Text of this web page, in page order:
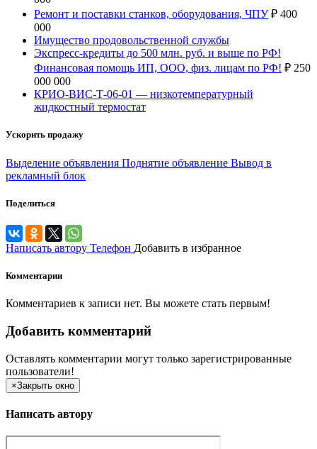
Ремонт и поставки станков, оборудования, ЧПУ ₽ 400
000
Имущество продовольственной службы
Экспресс-кредиты до 500 млн. руб. и выше по РФ!
Финансовая помощь ИП, ООО, физ. лицам по РФ! ₽ 250
000 000
КРИО-ВИС-Т-06-01 — низкотемпературный
жидкостный термостат
Ускорить продажу
Выделение объявления Поднятие объявление Вывод в
рекламный блок
Поделиться
Написать автору Телефон Добавить в избранное
Комментарии
Комментариев к записи нет. Вы можете стать первым!
Добавить комментарий
Оставлять комментарии могут только зарегистрированные
пользователи!
×Закрыть окно
Написать автору